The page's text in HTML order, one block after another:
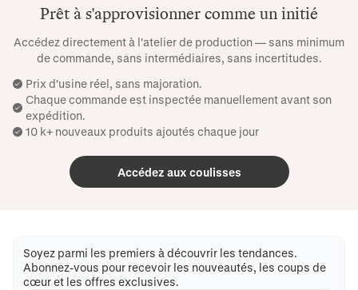
Prêt à s'approvisionner comme un initié
Accédez directement à l'atelier de production — sans minimum
de commande, sans intermédiaires, sans incertitudes.
Prix ​​d'usine réel, sans majoration.
Chaque commande est inspectée manuellement avant son
expédition.
10 k+ nouveaux produits ajoutés chaque jour
Accédez aux coulisses
Soyez parmi les premiers à découvrir les tendances.
Abonnez-vous pour recevoir les nouveautés, les coups de
cœur et les offres exclusives.